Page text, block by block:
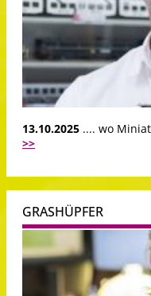
13.10.2025 .... wo
>>
GRASHÜPFER